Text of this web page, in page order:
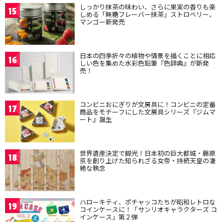
15 しっかり抹茶の味わい、さらに果実の香りも楽
しめる「無糖フレーバー抹茶」ストロベリー、
マンゴー新発売
16 日本の四季折々の植物や情景を描くことに相応
しい色を集めた水彩色鉛筆『色辞典』が新発
売！
17 コンビニおにぎりが文房具に！コンビニの定番
商品をモチーフにした文房具シリーズ『ジムマ
ート』誕生
18 世界遺産決定で脚光！日本初の巨大都城・藤原
京を創り上げた知られざる女帝・持統天皇の凄
絶な執念
19 ハローキティ、ポチャッコたちが昭和レトロな
コインケースに！「サンリオキャラクターズ コ
インケース」第２弾